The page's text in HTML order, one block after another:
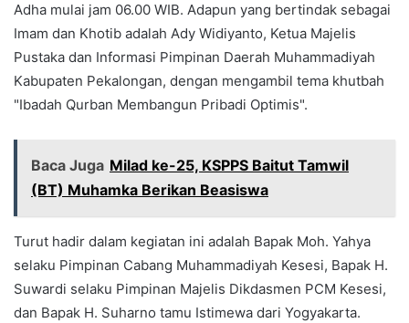
Adha mulai jam 06.00 WIB. Adapun yang bertindak sebagai
Imam dan Khotib adalah Ady Widiyanto, Ketua Majelis
Pustaka dan Informasi Pimpinan Daerah Muhammadiyah
Kabupaten Pekalongan, dengan mengambil tema khutbah
"Ibadah Qurban Membangun Pribadi Optimis".
Baca Juga Milad ke-25, KSPPS Baitut Tamwil
(BT) Muhamka Berikan Beasiswa
Turut hadir dalam kegiatan ini adalah Bapak Moh. Yahya
selaku Pimpinan Cabang Muhammadiyah Kesesi, Bapak H.
Suwardi selaku Pimpinan Majelis Dikdasmen PCM Kesesi,
dan Bapak H. Suharno tamu Istimewa dari Yogyakarta.